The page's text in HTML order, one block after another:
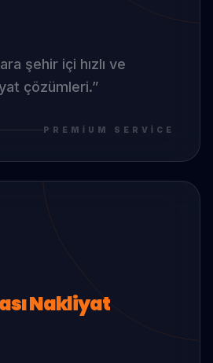
şehir içi hızlı ve
çözümleri.”
PREMIUM SERVICE
Nakliyat